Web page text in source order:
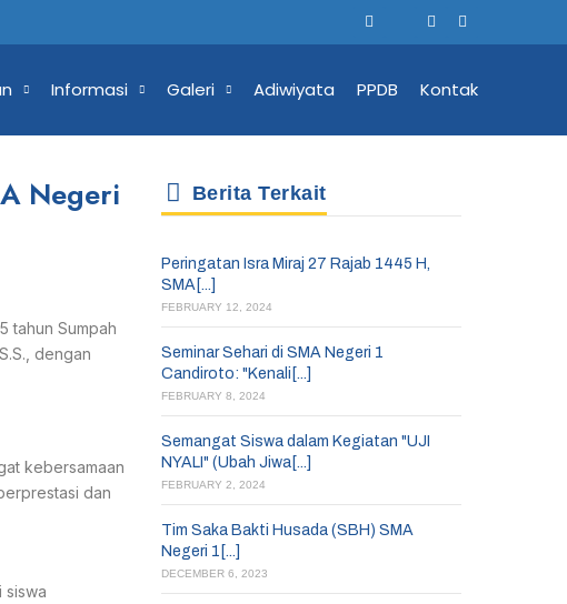
Informasi Galeri Adiwiyata PPDB Kontak
Negeri
tahun Sumpah
dengan
kebersamaan
dan
siswa
Berita Terkait
Peringatan Isra Miraj 27 Rajab 1445 H,
SMA[...]
FEBRUARY 12, 2024
Seminar Sehari di SMA Negeri 1
Candiroto: "Kenali[...]
FEBRUARY 8, 2024
Semangat Siswa dalam Kegiatan "UJI
NYALI" (Ubah Jiwa[...]
FEBRUARY 2, 2024
Tim Saka Bakti Husada (SBH) SMA
Negeri 1[...]
DECEMBER 6, 2023